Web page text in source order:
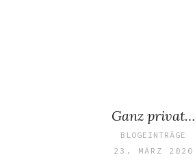
Ganz privat…
BLOGEINTRÄGE
23. MÄRZ 2020